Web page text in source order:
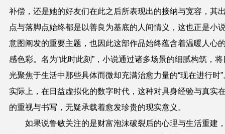
补偿，还是她的好友们在此之后所表现出的接纳与宽容，其
点与落脚点始终都是以善良为基底的人间情义，这也正是小
意图阐发的重要主题，也因此这部作品始终蕴含着温暖人心
感色彩。名为“此时此刻”，小说通过诸多场景的细腻构筑，将
光聚焦于生活中那些具体而微却充满治愈力量的“现在进行时”
实际上，在日益虚拟化的数字时代，这种对具身经验与真实
的重视与书写，无疑承载着愈发珍贵的现实意义。
如果说鲁敏关注的是财富泡沫破裂后的心理与生活重建